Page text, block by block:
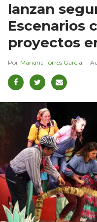
lanzan
Escenarios
proyectos
Mariana Torres García